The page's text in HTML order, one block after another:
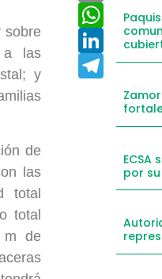
sobre
a las
y
de
las
total
total
m de
LinkedIn
Telegram
ECSA
por